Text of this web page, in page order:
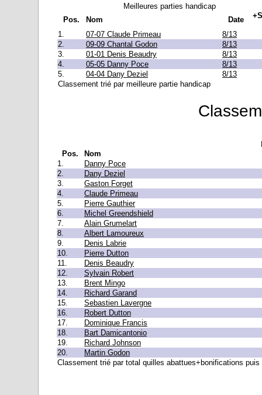
Meilleures parties handicap
Pos.
Nom Date
1. 07-07 Claude Primeau
8/13
2.
09-09 Chantal Godon
8/13
3.
01-01 Denis Beaudry
8/13
4.
05-05 Danny Poce
8/13
5.
04-04 Dany Deziel
8/13
Classement trié par meilleure partie handicap
Pos.
Nom
1.
Danny Poce
2.
Dany Deziel
3.
Gaston Forget
4.
Claude Primeau
5.
Pierre Gauthier
6.
Michel Greendshield
7.
Alain Grumelart
8.
Albert Lamoureux
9.
Denis Labrie
10.
Pierre Dutton
11.
Denis Beaudry
12.
Sylvain Robert
13.
Brent Mingo
14.
Richard Garand
15.
Sebastien Lavergne
16.
Robert Dutton
17.
Dominique Francis
18.
Bart Damicantonio
19.
Richard Johnson
20.
Martin Godon
Classement trié par total quilles abattues+bonifications